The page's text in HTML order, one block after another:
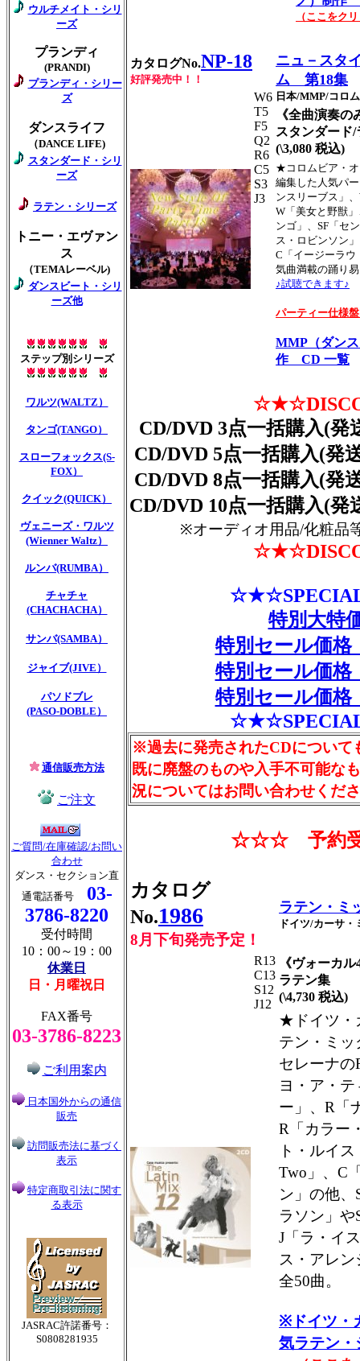
ウルチメイト・シリ
ーズ
プランディ
(PRANDI)
プランディ・シリー
ズ
ダンスライフ
（DANCE LIFE)
スタンダード・シリ
ーズ
ラテン・シリーズ
トニー・エヴァン
ス
（TEMAレーベル)
ダンスビート・シリ
ーズ他
ステップ別シリーズ
ワルツ(WALTZ）
タンゴ(TANGO）
スローフォックス(S-
FOX）
クイック(QUICK）
ヴェニーズ・ワルツ
(Wienner Waltz）
ルンバ(RUMBA）
チャチャ
(CHACHACHA）
サンバ(SAMBA）
ジャイブ(JIVE）
パソドブレ
(PASO-DOBLE）
通信販売方法
ご注文
ご質問/在庫確認/お問い
合わせ
ダンス・セクション直
通電話番号
03-
3786-8220
受付時間
10：00～19：00
休業日
日・月曜祝日
FAX番号
03-3786-8223
ご利用案内
日本国外からの通信
販売
訪問販売法に基づく
表示
特定商取引法に関す
る表示
JASRAC許諾番号：
S0808281935
（ここをク
カタログNo.NP-18
好評発売中！！
ニュ－スタ
ム 第18集
日本/MMP/コロ
W6
T5
F5
Q2
R6
C5
S3
J3
《全曲演奏の
スタンダード/
(\3,080 税込)
★コロムビア・
編集した人気パ
ンスリーブス」
W「美女と野獣
ンゴ」、SF「セ
ス・ロビンソン
C「イージーラウ
気曲満載の踊り
♪試聴できます♪
パーティー仕様
MMP（ダン
作 CD 一覧
CD/DVD 3点一括購入(発
CD/DVD 5点一括購入(発
CD/DVD 8点一括購入(発
CD/DVD 10点一括購入(発
※オーディオ用品/化粧品
特別大特
特別セール価
特別セール価
特別セール価
※過去に発売されたCDについて
既に廃盤のものや入手不可能な
況についてはお問い合わせくだ
☆☆☆予約
カタログ
No.1986
8月下旬発売予定！
ラテン・
ドイツ/カーサ・
R13
C13
S12
J12
《ヴォーカ
ラテン集
(\4,730 税込)
★ドイツ・
テン・ミッ
セレーナ
ヨ・ア・
ー」、R「
R「カラー
ト・ルイ
Two」、C
ン」の他
ラソン」
J「ラ・イ
ス・アレ
全50曲。
※ドイツ・
気ラテン